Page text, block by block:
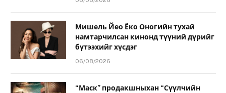
Мишель Йео Ёко Оногийн тухай
намтарчилсан кинонд түүний дүрийг
бүтээхийг хүсдэг
06/08/2026
“Маск” продакшныхан “Сүүлчийн